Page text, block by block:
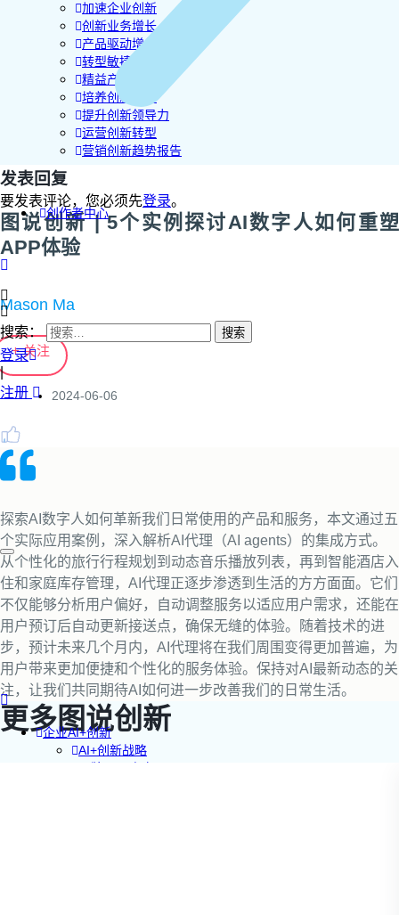
加速企业创新
创新业务增长
产品驱动增长
转型敏捷组织
精益产品创新
培养创新能力
提升创新领导力
运营创新转型
营销创新趋势报告
创作者中心
搜索：
登录
|
注册
企业AI+创新
AI+创新战略
发表回复
要发表评论，您必须先登录。
图说创新 | 5个实例探讨AI数字人如何重塑
APP体验
Mason Ma
+ 关注
2024-06-06
探索AI数字人如何革新我们日常使用的产品和服务，本文通过五
个实际应用案例，深入解析AI代理（AI agents）的集成方式。
从个性化的旅行行程规划到动态音乐播放列表，再到智能酒店入
住和家庭库存管理，AI代理正逐步渗透到生活的方方面面。它们
不仅能够分析用户偏好，自动调整服务以适应用户需求，还能在
用户预订后自动更新接送点，确保无缝的体验。随着技术的进
步，预计未来几个月内，AI代理将在我们周围变得更加普遍，为
用户带来更加便捷和个性化的服务体验。保持对AI最新动态的关
注，让我们共同期待AI如何进一步改善我们的日常生活。
更多图说创新